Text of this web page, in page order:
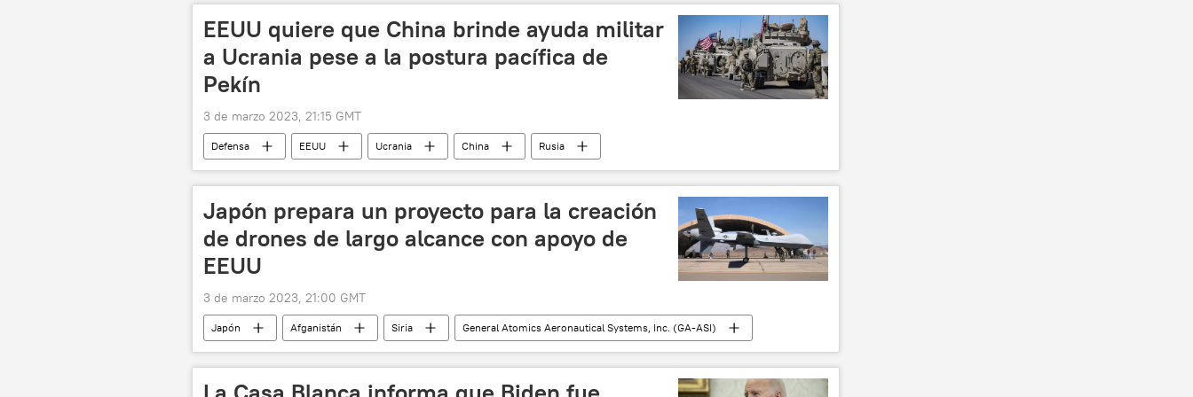
EEUU quiere que China brinde ayuda militar
a Ucrania pese a la postura pacífica de
Pekín
3 de marzo 2023, 21:15 GMT
Defensa EEUU Ucrania China
Rusia
📰 Suministro de armas a Ucrania
OTAN John Kirby
Japón prepara un proyecto para la creación
de drones de largo alcance con apoyo de
EEUU
3 de marzo 2023, 21:00 GMT
Japón Afganistán Siria
General Atomics Aeronautical Systems, Inc. (GA‑ASI)
Sputnik (medio de comunicación)
MQ-9 Reaper P-3 Orion
Ejército Rojo japonés